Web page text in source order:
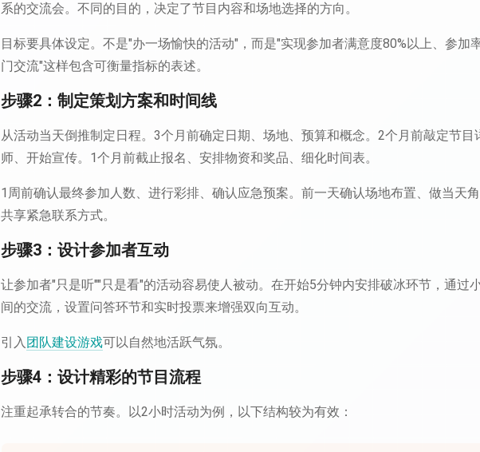
系的交流会。不同的目的，决定了节目内容和场地选择的方向。
目标要具体设定。不是"办一场愉快的活动"，而是"实现参加者满意度80%以上、参加
门交流"这样包含可衡量指标的表述。
步骤2：制定策划方案和时间线
从活动当天倒推制定日程。3个月前确定日期、场地、预算和概念。2个月前敲定节目
师、开始宣传。1个月前截止报名、安排物资和奖品、细化时间表。
1周前确认最终参加人数、进行彩排、确认应急预案。前一天确认场地布置、做当天
共享紧急联系方式。
步骤3：设计参加者互动
让参加者"只是听""只是看"的活动容易使人被动。在开始5分钟内安排破冰环节，通过
间的交流，设置问答环节和实时投票来增强双向互动。
引入 团队建设游戏可以自然地活跃气氛。
步骤4：设计精彩的节目流程
注重起承转合的节奏。以2小时活动为例，以下结构较为有效：